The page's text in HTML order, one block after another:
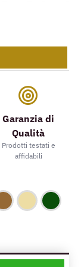
Garanzia di
Qualità
Prodotti testati e
affidabili